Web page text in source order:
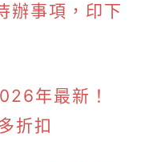
辦事項，印下
年最新！
折扣